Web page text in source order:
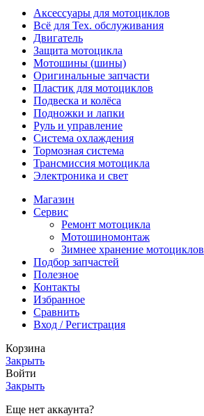
Аксессуары для мотоциклов
Всё для Тех. обслуживания
Двигатель
Защита мотоцикла
Мотошины (шины)
Оригинальные запчасти
Пластик для мотоциклов
Подвеска и колёса
Подножки и лапки
Руль и управление
Система охлаждения
Тормозная система
Трансмиссия мотоцикла
Электроника и свет
Магазин
Сервис
Ремонт мотоцикла
Мотошиномонтаж
Зимнее хранение мотоциклов
Подбор запчастей
Полезное
Контакты
Избранное
Сравнить
Вход / Регистрация
Корзина
Закрыть
Войти
Закрыть
Еще нет аккаунта?